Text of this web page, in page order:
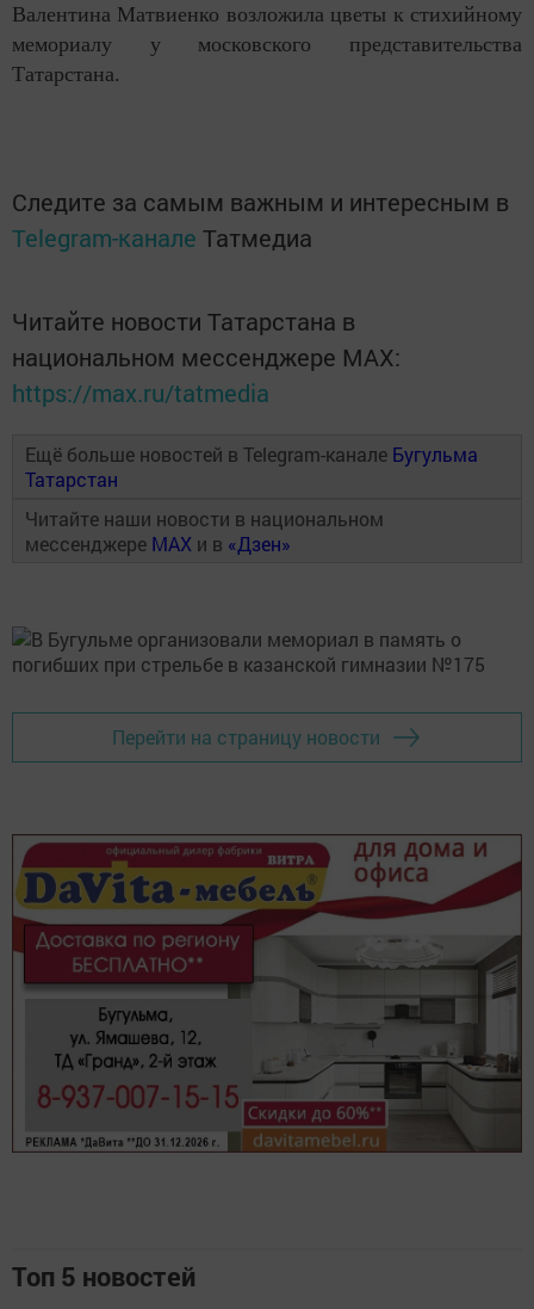
Валентина Матвиенко возложила цветы к стихийному
мемориалу у московского представительства
Татарстана.
Следите за самым важным и интересным в
Telegram-канале Татмедиа
Читайте новости Татарстана в
национальном мессенджере MАХ:
https://max.ru/tatmedia
Ещё больше новостей в Telegram-канале Бугульма
Татарстан
Читайте наши новости в национальном
мессенджере MAX и в «Дзен»
Перейти на страницу новости
Топ 5 новостей